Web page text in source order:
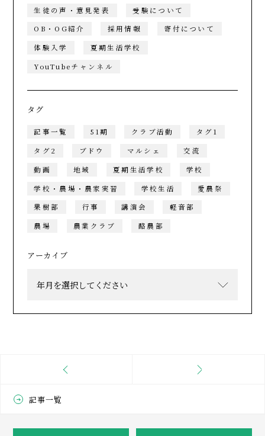
生徒の声・意見発表
受験について
OB・OG紹介
採用情報
寄付について
体験入学
夏期生活学校
YouTubeチャンネル
タグ
記事一覧 51期 クラブ活動
タグ1
タグ2
ブドウ マルシェ
交流
動画
地域 夏期生活学校
学校
学校・農場・農家実習
学校生活
愛農祭
果樹部
行事 講演会
軽音部
農場
農業クラブ 酪農部
アーカイブ
記事一覧